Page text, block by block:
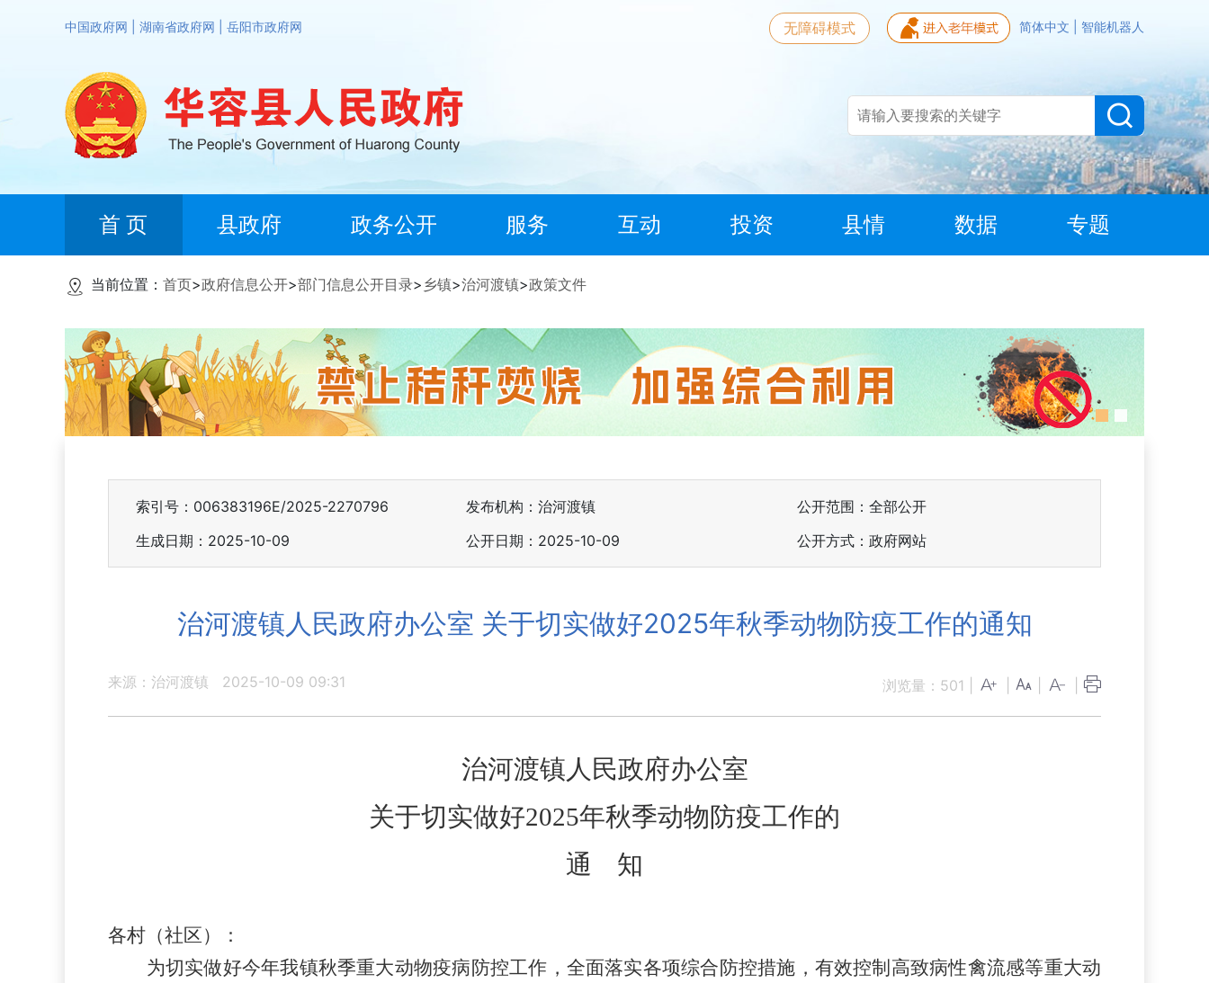
中国政府网 湖南省政府网 岳阳市政府网 简体中文 智能机器人
无障碍模式
首 页 县政府 政务公开 服务 互动 投资 县情 数据 专题
当前位置： 首页>政府信息公开>部门信息公开目录> 乡镇>治河渡镇>政策文件
索引号：006383196E/2025-2270796 发布机构：治河渡镇
公开范围：全部公开
生成日期：2025-10-09
公开日期：2025-10-09 公开方式：政府网站
治河渡镇人民政府办公室 关于切实做好2025年秋季动物防疫工作的通知
来源：治河渡镇 2025-10-09 09:31 浏览量： 501
治河渡镇人民政府办公室
关于切实做好2025年秋季动物防疫工作的
通 知
各村（社区）：
为切实做好今年我镇秋季重大动物疫病防控工作，全面落实各项综合防控措施，有效控制高致病性禽流感等重大动